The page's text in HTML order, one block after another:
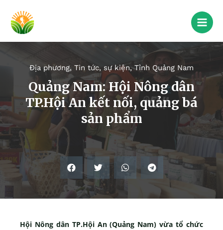
Địa phương, Tin tức, sự kiện,Tỉnh Quảng Nam
Quảng Nam: Hội Nông dân
TP.Hội An kết nối, quảng bá
sản phẩm
Hội Nông dân TP.Hội An (Quảng Nam) vừa tổ chức